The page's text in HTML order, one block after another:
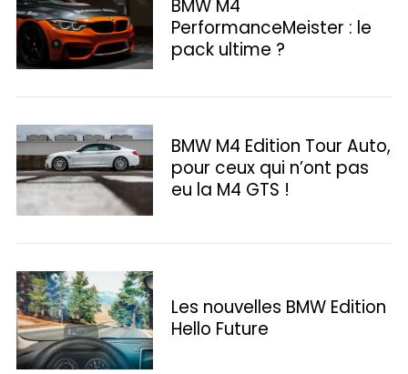
BMW M4
PerformanceMeister : le
pack ultime ?
BMW M4 Edition Tour Auto,
pour ceux qui n’ont pas
eu la M4 GTS !
Les nouvelles BMW Edition
Hello Future